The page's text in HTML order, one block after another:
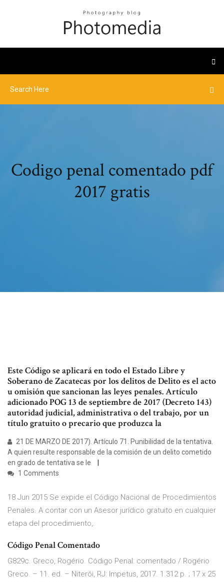
Codigo penal comentado pdf
2017 gratis
Este Código se aplicará en todo el Estado Libre y
Soberano de Zacatecas por los delitos de Delito es el acto
u omisión que sancionan las leyes penales. Artículo
adicionado POG 13 de septiembre de 2017 (Decreto 143)
autoridad judicial, administrativa o del trabajo, por un
título gratuito o precario que produzca la
21 DE MARZO DE 2017). Artículo 71. Punibilidad de la tentativa.
A quien resulte responsable de la comisión de un delito cometido
en grado de tentativa se le
1 Comments
18 Jun 2015 Se expide el Código Nacional de Procedimientos
Penales. A contar con un Asesor jurídico gratuito en cualquier
etapa del procedimiento,.
Código Penal Comentado
G829c. Greco, Rogério. Código Penal: comentado / Rogério
Greco. – 11. ed. – Niterói, RJ: Impetus, 2017. 1.312 p. ; 17 x 25